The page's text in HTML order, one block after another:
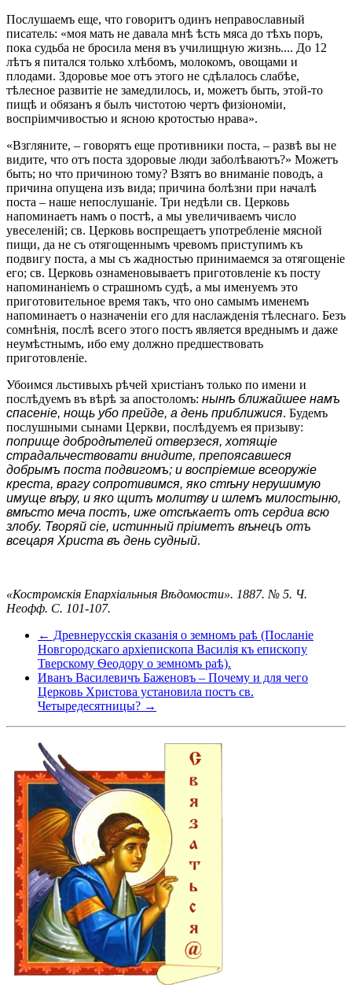
Послушаемъ еще, что говоритъ одинъ неправославный
писатель: «моя мать не давала мнѣ ѣсть мяса до тѣхъ поръ,
пока судьба не бросила меня въ училищную жизнь.... До 12
лѣтъ я питался только хлѣбомъ, молокомъ, овощами и
плодами. Здоровье мое отъ этого не сдѣлалось слабѣе,
тѣлесное развитіе не замедлилось, и, можетъ быть, этой-то
пищѣ и обязанъ я былъ чистотою чертъ физіономіи,
воспріимчивостью и ясною кротостью нрава».
«Взгляните, – говорятъ еще противники поста, – развѣ вы не
видите, что отъ поста здоровые люди заболѣваютъ?» Можетъ
быть; но что причиною тому? Взятъ во вниманіе поводъ, а
причина опущена изъ вида; причина болѣзни при началѣ
поста – наше непослушаніе. Три недѣли св. Церковь
напоминаетъ намъ о постѣ, а мы увеличиваемъ число
увеселеній; св. Церковь воспрещаетъ употребленіе мясной
пищи, да не съ отягощеннымъ чревомъ приступимъ къ
подвигу поста, а мы съ жадностью принимаемся за отягощеніе
его; св. Церковь ознаменовываетъ приготовленіе къ посту
напоминаніемъ о страшномъ судѣ, а мы именуемъ это
приготовительное время такъ, что оно самымъ именемъ
напоминаетъ о назначеніи его для наслажденія тѣлеснаго. Безъ
сомнѣнія, послѣ всего этого постъ является вреднымъ и даже
неумѣстнымъ, ибо ему должно предшествовать
приготовленіе.
Убоимся льстивыхъ рѣчей христіанъ только по имени и
послѣдуемъ въ вѣрѣ за апостоломъ: нынѣ ближайшее намъ
спасеніе, нощь убо прейде, а день приближися. Будемъ
послушными сынами Церкви, послѣдуемъ ея призыву:
поприще добродѣтелей отверзеся, хотящіе
страдальчествовати внидите, препоясавшеся
добрымъ поста подвигомъ; и воспріемше всеоружіе
креста, врагу сопротивимся, яко стѣну нерушимую
имуще вѣру, и яко щитъ молитву и шлемъ милостыню,
вмѣсто меча постъ, иже отсѣкаетъ отъ сердиа всю
злобу. Творяй сіе, истинный пріиметъ вѣнецъ отъ
всецаря Христа въ день судный.
«Костромскія Епархіальныя Вѣдомости». 1887. № 5. Ч.
Неофф. С. 101-107.
← Древнерусскія сказанія о земномъ раѣ (Посланіе
Новгородскаго архіепископа Василія къ епископу
Тверскому Ѳеодору о земномъ раѣ).
Иванъ Василевичъ Баженовъ – Почему и для чего
Церковь Христова установила постъ св.
Четыредесятницы? →